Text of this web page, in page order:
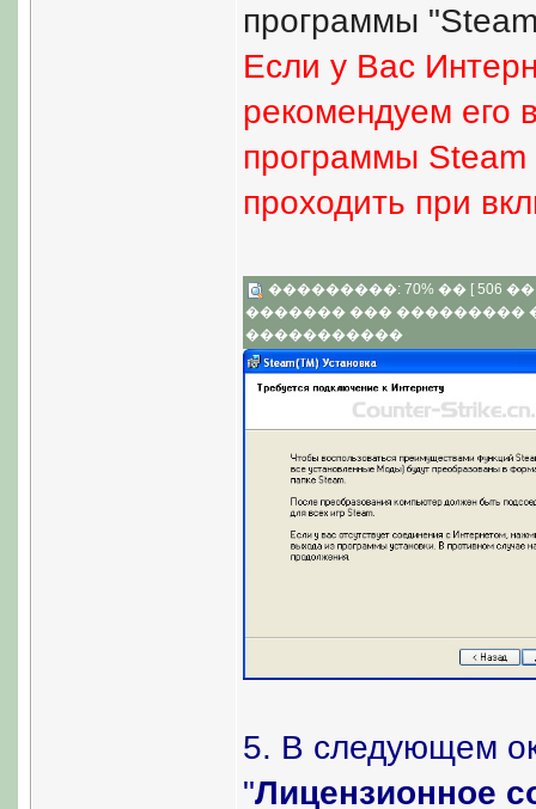
программы
Если у Вас
рекомендуем его
программы
проходить при
���������: 70% �� [ 506 ��
������� ��� ���������
�����������
5. В следующем
"Лицензионное